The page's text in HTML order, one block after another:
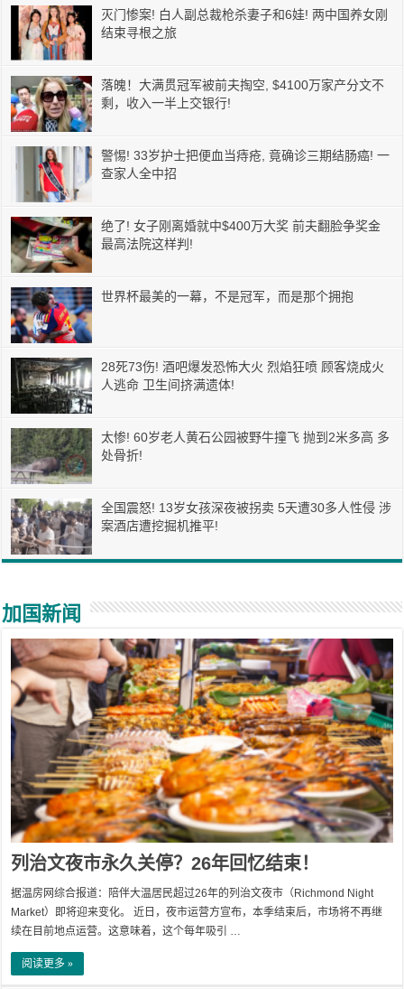
灭门惨案! 白人副总裁枪杀妻子和6娃! 两中国养女刚
结束寻根之旅
落魄！大满贯冠军被前夫掏空, $4100万家产分文不
剩，收入一半上交银行!
警惕! 33岁护士把便血当痔疮, 竟确诊三期结肠癌! 一
查家人全中招
绝了! 女子刚离婚就中$400万大奖 前夫翻脸争奖金
最高法院这样判!
世界杯最美的一幕，不是冠军，而是那个拥抱
28死73伤! 酒吧爆发恐怖大火 烈焰狂喷 顾客烧成火
人逃命 卫生间挤满遗体!
太惨! 60岁老人黄石公园被野牛撞飞 抛到2米多高 多
处骨折!
全国震怒! 13岁女孩深夜被拐卖 5天遭30多人性侵 涉
案酒店遭挖掘机推平!
加国新闻
列治文夜市永久关停？26年回忆结束！
据温房网综合报道：陪伴大温居民超过26年的列治文夜市（Richmond Night
Market）即将迎来变化。 近日，夜市运营方宣布，本季结束后，市场将不再继
续在目前地点运营。这意味着，这个每年吸引 …
阅读更多 »